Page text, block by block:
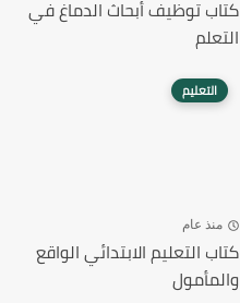
كتاب توظيف أبحاث الدماغ في
التعلم
التعليم
منذ عام
كتاب التعليم الابتدائي الواقع
والمأمول